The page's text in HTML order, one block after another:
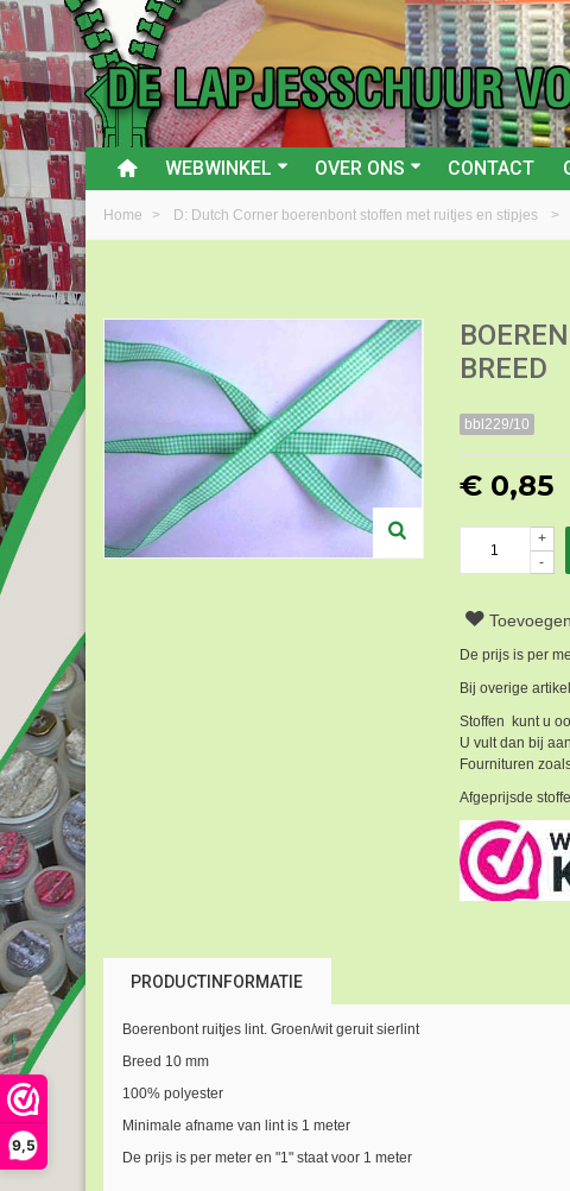
9,5
WEBWINKEL OVER ONS CONTACT
Home > D: Dutch Corner boerenbont stoffen met ruitjes en stipjes >
BREED
bbl229/10
€ 0,85
-
+
De prijs is per
Bij overige
Stoffen kunt u
U vult dan bij
Fournituren
Afgeprijsde
PRODUCTINFORMATIE
Boerenbont ruitjes lint. Groen/wit geruit sierlint
Breed 10 mm
100% polyester
Minimale afname van lint is 1 meter
De prijs is per meter en "1" staat voor 1 meter